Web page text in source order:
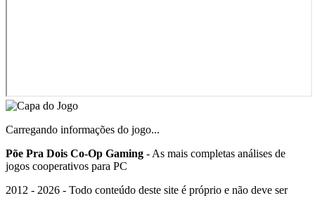
Carregando informações do jogo...
Põe Pra Dois Co-Op Gaming - As mais completas análises de
jogos cooperativos para PC
2012 - 2026 - Todo conteúdo deste site é próprio e não deve ser